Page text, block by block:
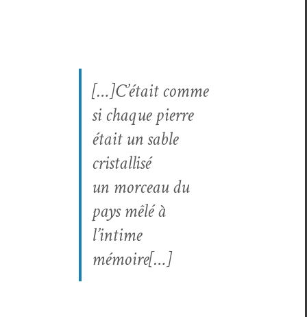
[…]C’était comme
si chaque pierre
était un sable
cristallisé
un morceau du
pays mêlé à
l’intime
mémoire[…]